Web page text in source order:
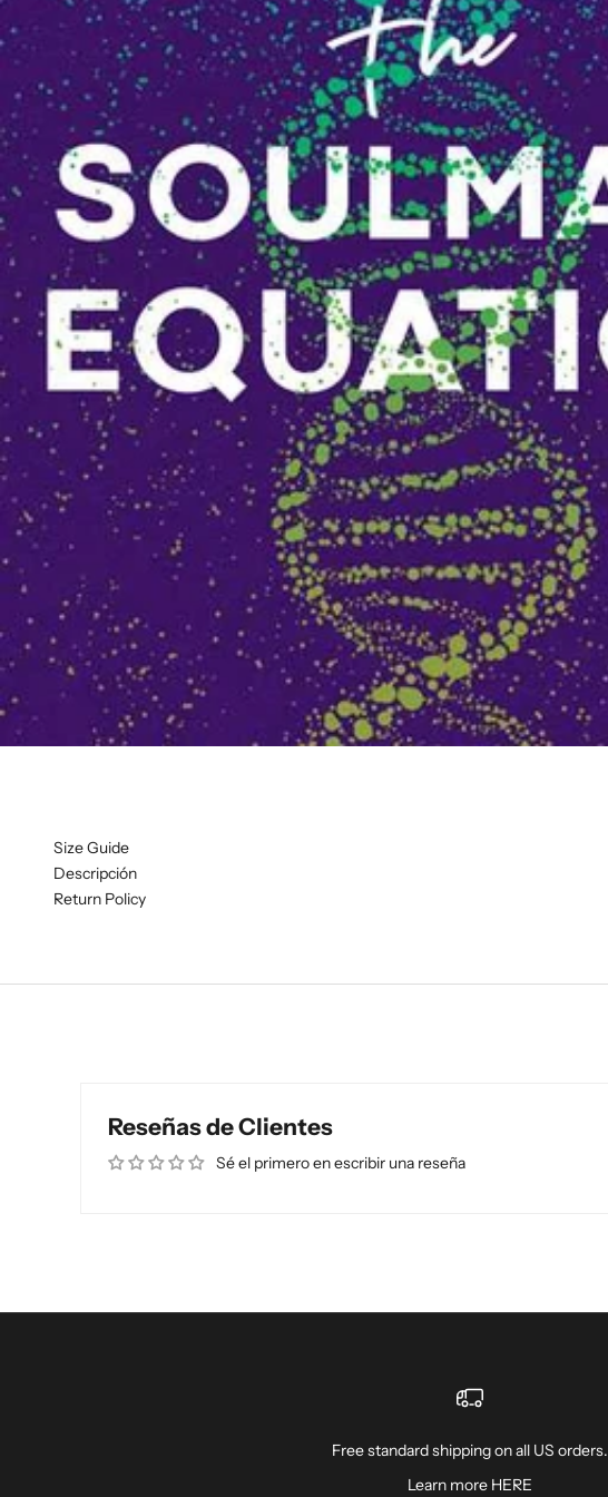
Size Guide
Descripción
Return Policy
Reseñas de Clientes
Sé el primero en escribir una reseña
Free standard shipping on all US orders.
Learn more HERE